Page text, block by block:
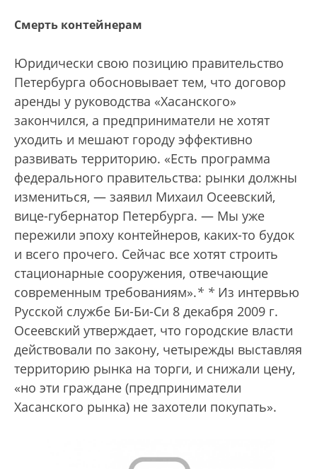
Смерть контейнерам
Юридически свою позицию правительство
Петербурга обосновывает тем, что договор
аренды у руководства «Хасанского»
закончился, а предприниматели не хотят
уходить и мешают городу эффективно
развивать территорию. «Есть программа
федерального правительства: рынки должны
измениться, — заявил Михаил Осеевский,
вице-губернатор Петербурга. — Мы уже
пережили эпоху контейнеров, каких-то будок
и всего прочего. Сейчас все хотят строить
стационарные сооружения, отвечающие
современным требованиям».* * Из интервью
Русской службе Би-Би-Cи 8 декабря 2009 г.
Осеевский утверждает, что городские власти
действовали по закону, четырежды выставляя
территорию рынка на торги, и снижали цену,
«но эти граждане (предприниматели
Хасанского рынка) не захотели покупать».